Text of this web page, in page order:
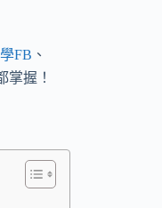
FB 、
掌握！